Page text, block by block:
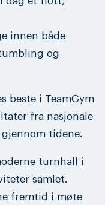
innen både
og
beste i TeamGym
fra nasjonale
tidene.
turnhall i
samlet.
fremtid i møte